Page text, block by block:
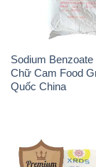
Sodium
Chữ Cam Food
Quốc China